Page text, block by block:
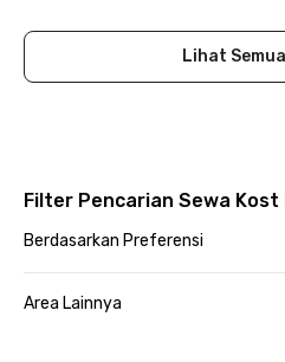
Lihat
Filter Pencarian Sewa Kost
Berdasarkan Preferensi
Area Lainnya